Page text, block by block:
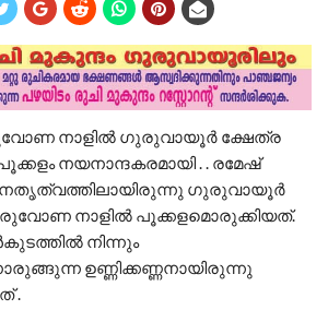
നാളിൽ ഗുരുവായൂർ ക്ഷേത്ര
നയനാന്ദകരമായി . . രമേഷ്
ഗുരുവായൂര്‍
നാളില്‍ പൂക്കളമൊരുക്കിയത്.
നിന്നും
ഉണ്ണിക്കണ്ണനായിരുന്നു
.